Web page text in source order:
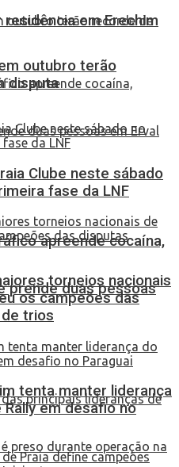
em Erechim
apreende cocaína,
prende duas pessoas
outubro terão
disputa
Clube neste sábado
fase da LNF
torneios nacionais
os campeões das
trios
tenta manter liderança
em desafio no